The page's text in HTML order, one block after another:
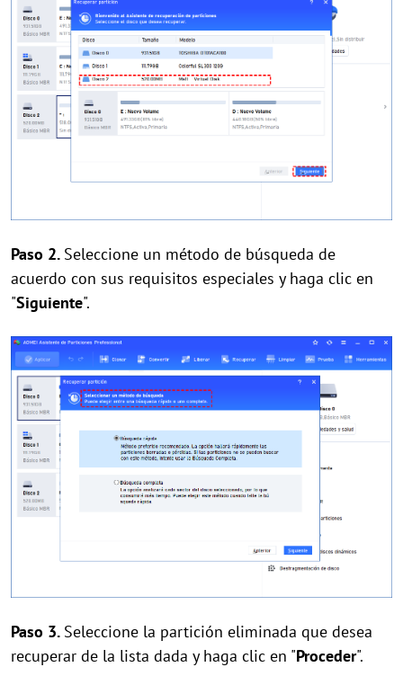
Paso 2. Seleccione un método de búsqueda de
acuerdo con sus requisitos especiales y haga clic en
"Siguiente".
Paso 3. Seleccione la partición eliminada que desea
recuperar de la lista dada y haga clic en "Proceder".